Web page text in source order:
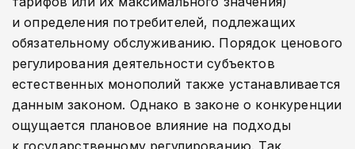
и определения потребителей, подлежащих
обязательному обслуживанию. Порядок ценового
регулирования деятельности субъектов
естественных монополий также устанавливается
данным законом. Однако в законе о конкуренции
ощущается плановое влияние на подходы